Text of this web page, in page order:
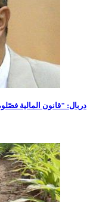
دربال: "قانون المالية